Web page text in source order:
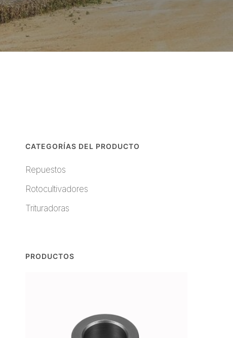
CATEGORÍAS DEL PRODUCTO
Repuestos
Rotocultivadores
Trituradoras
PRODUCTOS